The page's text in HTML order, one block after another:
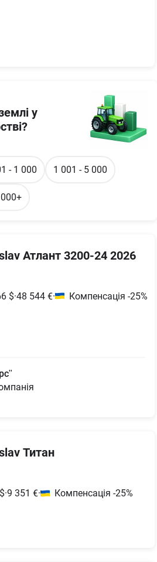
Атлант 3200-24 2026
$·48 544 €·
Компенсація -25%
Титан
$·9 351 €·
Компенсація -25%
у
- 1 000 1 001 - 5 000